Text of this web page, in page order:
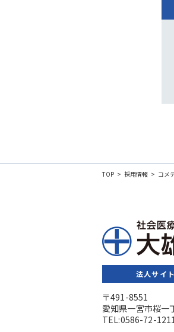
TOP 採用情報 コメ
法人サイト
〒491-8551
愛知県一宮市桜一
TEL:0586-72-1211